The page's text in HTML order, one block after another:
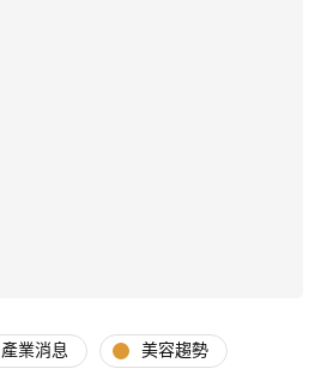
產業消息 美容趨勢